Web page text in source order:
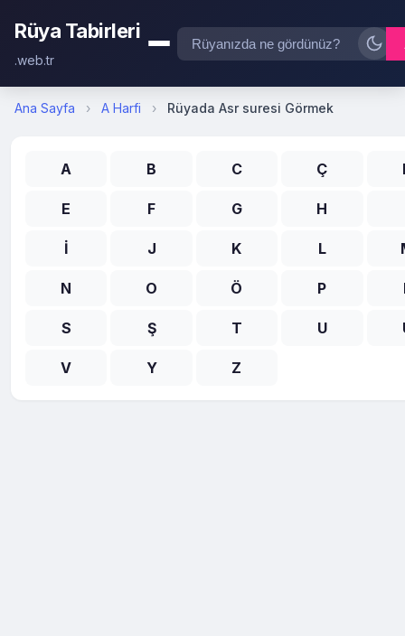
Rüya Tabirleri
.web.tr
Ana Sayfa › A Harfi › Rüyada Asr suresi Görmek
A B C Ç
E F G H
İ J K L
N O Ö P
S Ş T U
V Y Z